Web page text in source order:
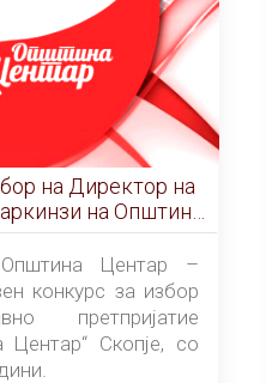
Општина Центар –
конкурс за избор
претпријатие
Скопје, со